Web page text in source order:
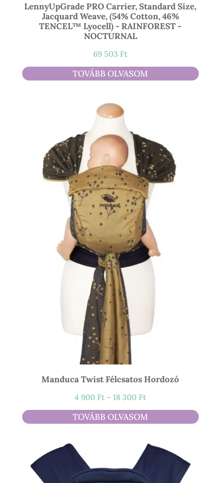
LennyUpGrade PRO Carrier, Standard Size,
Jacquard Weave, (54% Cotton, 46%
TENCEL™ Lyocell) - RAINFOREST -
NOCTURNAL
69 503 Ft
TOVÁBB OLVASOM
Manduca Twist Félcsatos Hordozó
4 900 Ft – 18 300 FtÁrtartomány:
4
900 Ft
TOVÁBB OLVASOM